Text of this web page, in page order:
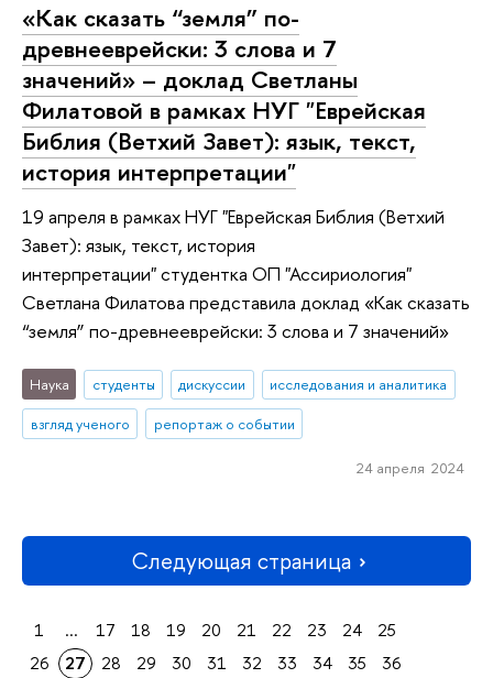
«Как сказать “земля” по-
древнееврейски: 3 слова и 7
значений» – доклад Светланы
Филатовой в рамках НУГ "Еврейская
Библия (Ветхий Завет): язык, текст,
история интерпретации"
19 апреля в рамках НУГ "Еврейская Библия (Ветхий
Завет): язык, текст, история
интерпретации" студентка ОП "Ассириология"
Светлана Филатова представила доклад «Как сказать
“земля” по-древнееврейски: 3 слова и 7 значений»
Наука студенты дискуссии
исследования и аналитика
взгляд ученого
репортаж о событии
24 апреля 2024
Следующая страница
1 ... 17 18 19 20 21 22 23 24
25
26
27 28 29 30 31 32 33 34 35
36